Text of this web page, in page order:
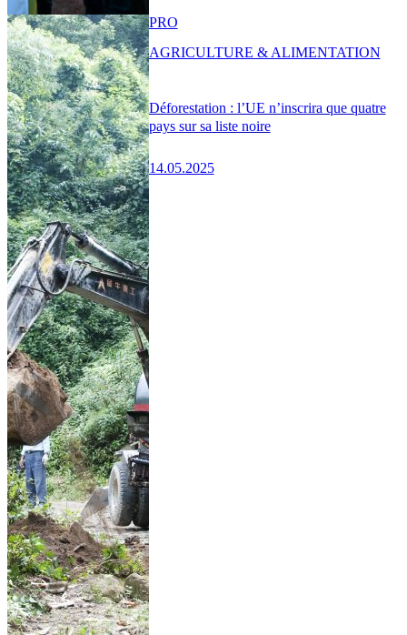
Déforestation : l’UE n’inscrira que quatre
pays sur sa liste noire
14.05.2025
PRO
AGRICULTURE & ALIMENTATION